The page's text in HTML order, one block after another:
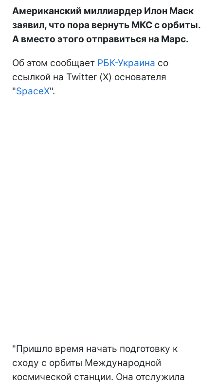
Американский миллиардер Илон Маск
заявил, что пора вернуть МКС с орбиты.
А вместо этого отправиться на Марс.
Об этом сообщает РБК-Украина со
ссылкой на Twitter (Х) основателя
"SpaceX".
"Пришло время начать подготовку к
сходу с орбиты Международной
космической станции. Она отслужила